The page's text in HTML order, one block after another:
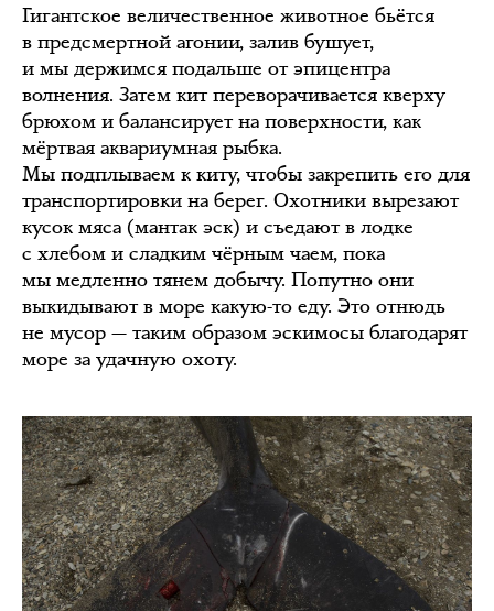
Гигантское величественное животное бьётся
в предсмертной агонии, залив бушует,
и мы держимся подальше от эпицентра
волнения. Затем кит переворачивается кверху
брюхом и балансирует на поверхности, как
мёртвая аквариумная рыбка.
Мы подплываем к киту, чтобы закрепить его для
транспортировки на берег. Охотники вырезают
кусок мяса (мантак эск) и съедают в лодке
с хлебом и сладким чёрным чаем, пока
мы медленно тянем добычу. Попутно они
выкидывают в море какую-то еду. Это отнюдь
не мусор — таким образом эскимосы благодарят
море за удачную охоту.